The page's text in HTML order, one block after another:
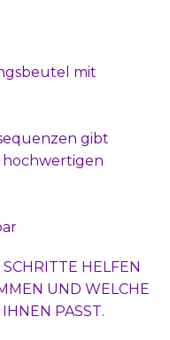
mit
gibt
hochwertigen
HELFEN
UND WELCHE
PASST.